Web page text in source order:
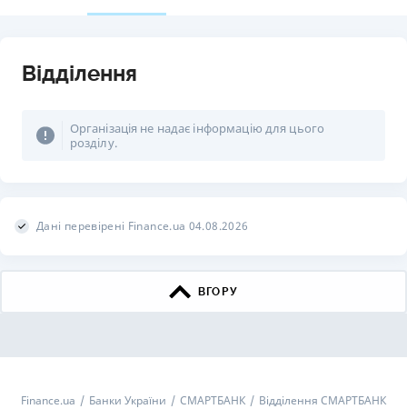
Відділення
Організація не надає інформацію для цього
розділу.
Дані перевірені Finance.ua 04.08.2026
ВГОРУ
Finance.ua Банки України СМАРТБАНК Відділення СМАРТБАНК